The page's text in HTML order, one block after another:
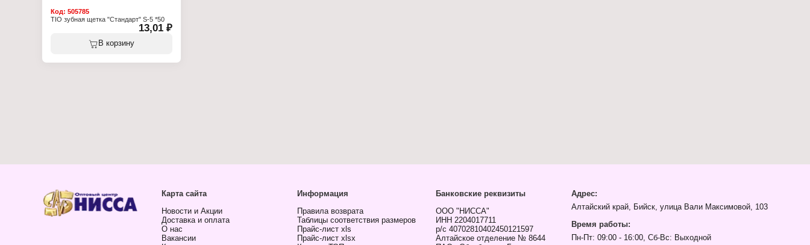
Код: 505785
TIO зубная щетка "Стандарт" S-5 *50
13,01 ₽
В корзину
Карта сайта
Новости и Акции
Доставка и оплата
О нас
Вакансии
Информация
Правила возврата
Таблицы соответствия размеров
Прайс-лист xls
Прайс-лист xlsx
Банковские реквизиты
ООО "НИССА"
ИНН 2204017711
р/с 40702810402450121597
Алтайское отделение № 8644
Адрес:
Алтайский край, Бийск, улица Вали Максимовой, 103
Время работы:
Пн-Пт: 09:00 - 16:00, Сб-Вс: Выходной